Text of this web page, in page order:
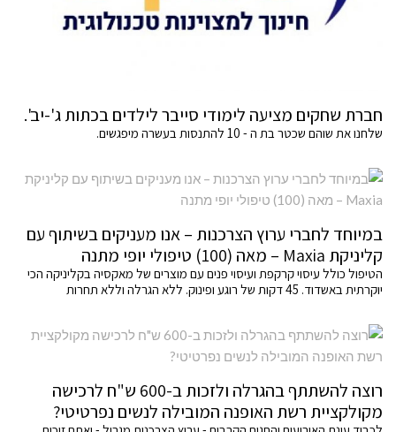
חברת שחקים מציעה לימודי סייבר לילדים בכתות ג'-יב'.
שלחנו את שוהם שכטר בת ה - 10 להתנסות בעשרה מיפגשים.
במיוחד לחברי ערוץ הצרכנות – אנו מעניקים בשיתוף עם
קליניקת Maxia – מאה (100) טיפולי יופי מתנה
הטיפול כולל עיסוי קרקפת ועיסוי פנים עם מוצרים של מאקסיה בקליניקה הכי
יוקרתית באשדוד. 45 דקות של רוגע ופינוק. ללא הגרלה וללא תחרות
רוצה להשתתף בהגרלה ולזכות ב-600 ש"ח לרכישה
מקולקציית רשת האופנה המובילה לנשים נפרטיטי?